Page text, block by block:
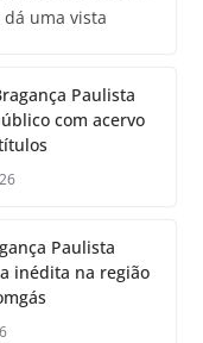
uma vista
Paulista
com acervo
Paulista
inédita na região